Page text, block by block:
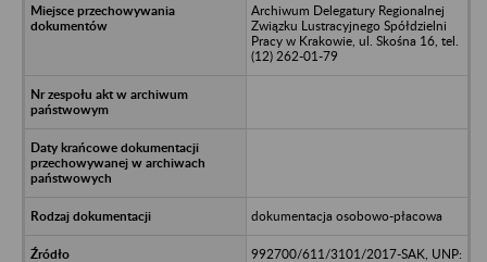
Archiwum Delegatury Regionalnej
Związku Lustracyjnego Spółdzielni
Pracy w Krakowie, ul. Skośna 16, tel.
(12) 262-01-79
dokumentacja osobowo-płacowa
992700/611/3101/2017-SAK, UNP: